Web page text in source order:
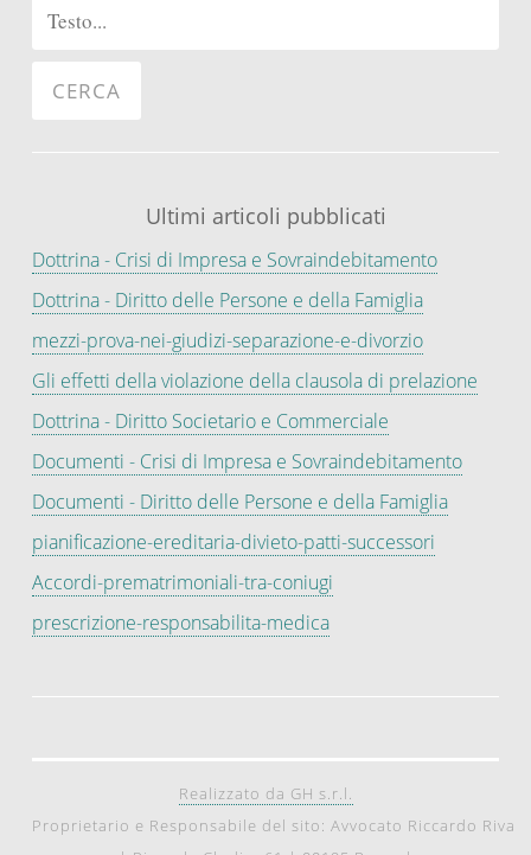
Ultimi articoli pubblicati
Dottrina - Crisi di Impresa e Sovraindebitamento
Dottrina - Diritto delle Persone e della Famiglia
mezzi-prova-nei-giudizi-separazione-e-divorzio
Gli effetti della violazione della clausola di prelazione
Dottrina - Diritto Societario e Commerciale
Documenti - Crisi di Impresa e Sovraindebitamento
Documenti - Diritto delle Persone e della Famiglia
pianificazione-ereditaria-divieto-patti-successori
Accordi-prematrimoniali-tra-coniugi
prescrizione-responsabilita-medica
Realizzato da GH s.r.l.
Proprietario e Responsabile del sito: Avvocato Riccardo Riva